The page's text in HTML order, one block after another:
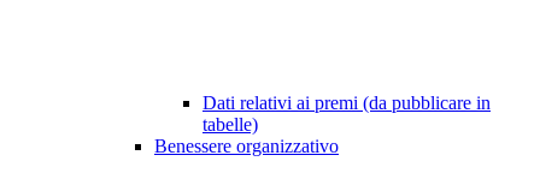
Dati relativi ai premi (da pubblicare in
tabelle)
Benessere organizzativo